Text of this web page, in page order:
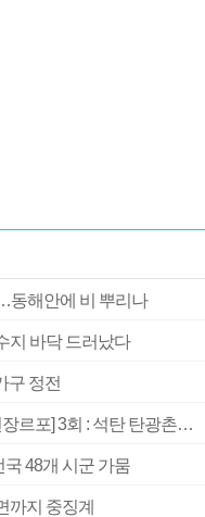
동해안에 비 뿌리나
지 바닥 드러났다
구 정전
[2026 부산청소년극지체험탐험대 현장르포] 3회 : 석탄 탄광촌에서 북극 연구의 중심지로
국 48개 시군 가뭄
까지 중징계